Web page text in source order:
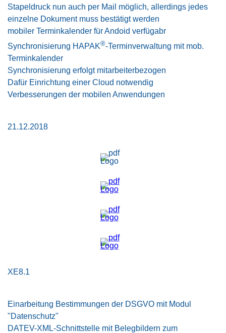
Stapeldruck nun auch per Mail möglich, allerdings jedes
einzelne Dokument muss bestätigt werden
mobiler Terminkalender für Andoid verfügabr
Synchronisierung HAPAK®-Terminverwaltung mit mob.
Terminkalender
Synchronisierung erfolgt mitarbeiterbezogen
Dafür Einrichtung einer Cloud notwendig
Verbesserungen der mobilen Anwendungen
21.12.2018
XE8.1
Einarbeitung Bestimmungen der DSGVO mit Modul
"Datenschutz"
DATEV-XML-Schnittstelle mit Belegbildern zum